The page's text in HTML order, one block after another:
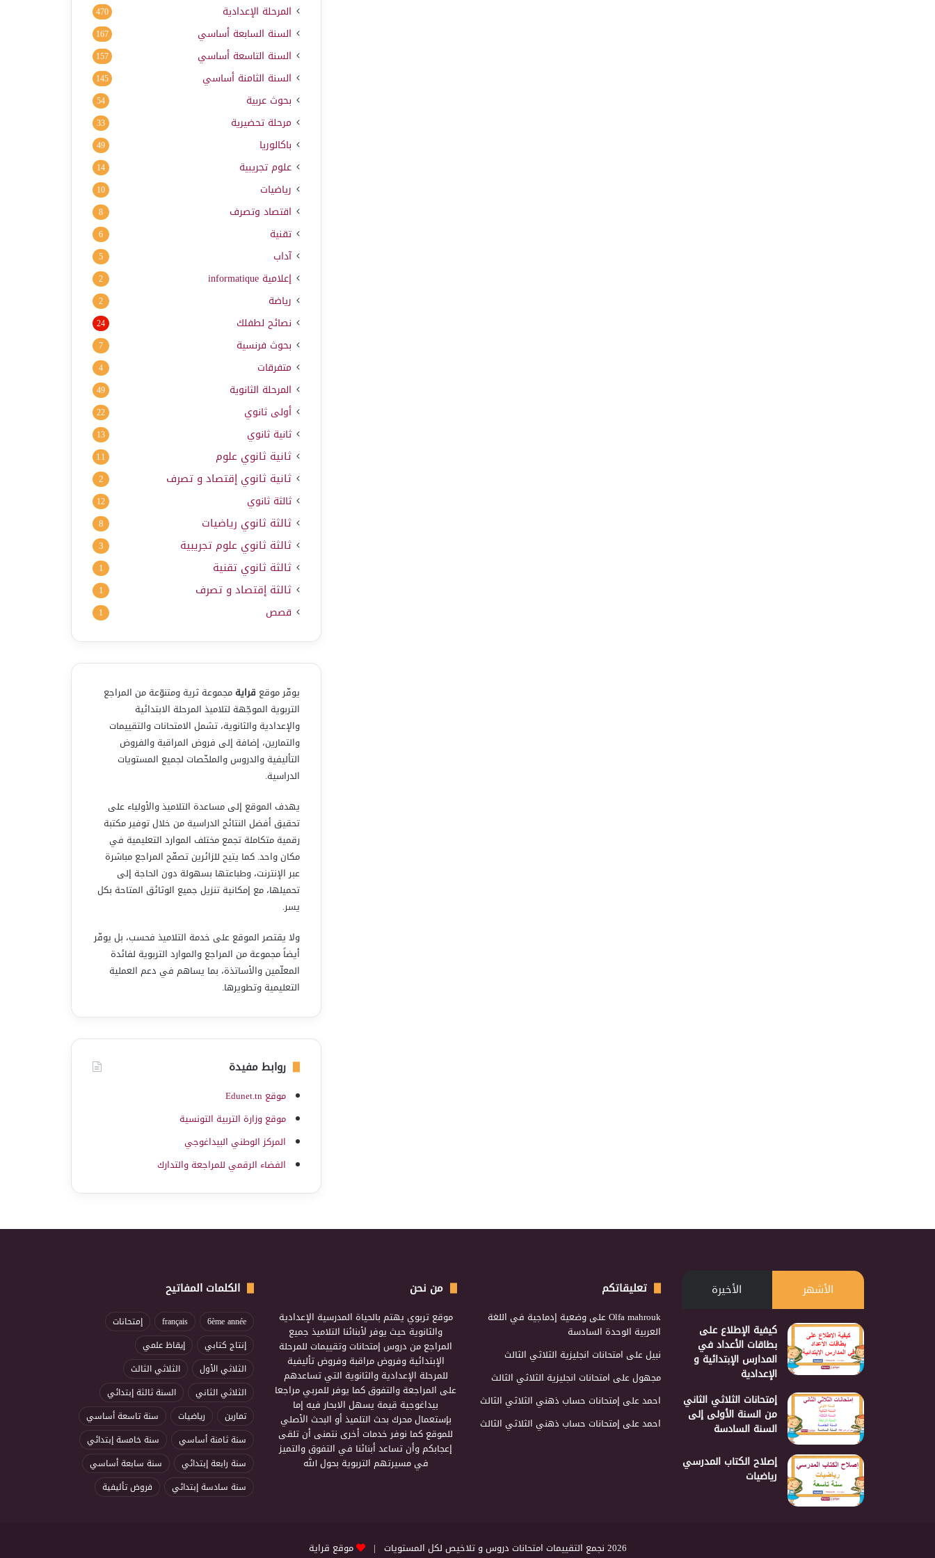
المرحلة الإعدادية 470
السنة السابعة أساسي 167
السنة التاسعة أساسي 157
السنة الثامنة أساسي 145
بحوث عربية 54
مرحلة تحضيرية 33
باكالوريا 49
علوم تجريبية 14
رياضيات 10
اقتصاد وتصرف 8
تقنية 6
آداب 5
إعلامية informatique
2
رياضة 2
نصائح لطفلك 24
بحوث فرنسية 7
متفرقات 4
المرحلة الثانوية 49
أولى ثانوي 22
ثانية ثانوي 13
ثانية ثانوي علوم 11
ثانية ثانوي إقتصاد و تصرف 2
ثالثة ثانوي 12
ثالثة ثانوي رياضيات 8
ثالثة ثانوي علوم تجريبية 3
ثالثة ثانوي تقنية 1
ثالثة إقتصاد و تصرف 1
قصص 1
يوفّر موقع قرايةمجموعة ثرية ومتنوّعة من المراجع
التربوية الموجّهة لتلاميذ المرحلة الابتدائية
والإعدادية والثانوية، تشمل الامتحانات والتقييمات
والتمارين، إضافة إلى فروض المراقبة والفروض
التأليفية والدروس والملخّصات لجميع المستويات
الدراسية.
يهدف الموقع إلى مساعدة التلاميذ والأولياء على
تحقيق أفضل النتائج الدراسية من خلال توفير مكتبة
رقمية متكاملة تجمع مختلف الموارد التعليمية في
مكان واحد. كما يتيح للزائرين تصفّح المراجع مباشرة
عبر الإنترنت، وطباعتها بسهولة دون الحاجة إلى
تحميلها، مع إمكانية تنزيل جميع الوثائق المتاحة بكل
يسر.
ولا يقتصر الموقع على خدمة التلاميذ فحسب، بل يوفّر
أيضاً مجموعة من المراجع والموارد التربوية لفائدة
المعلّمين والأساتذة، بما يساهم في دعم العملية
التعليمية وتطويرها.
روابط مفيدة
موقع Edunet.tn
موقع وزارة التربية التونسية
المركز الوطني البيداغوجي
الفضاء الرقمي للمراجعة والتدارك
الأشهر الأخيرة
كيفية الإطلاع على
بطاقات الأعداد في
المدارس الإبتدائية و
الإعدادية
إمتحانات الثلاثي الثاني
من السنة الأولى إلى
السنة السادسة
إصلاح الكتاب المدرسي
رياضيات
تعليقاتكم
Olfa mahroukعلىوضعية إدماجية في اللغة
العربية الوحدة السادسة
نبيلعلى امتحانات انجليزية الثلاثي الثالث
مجهولعلى امتحانات انجليزية الثلاثي الثالث
احمدعلى إمتحانات حساب ذهني الثلاثي الثالث
احمدعلى إمتحانات حساب ذهني الثلاثي الثالث
من نحن
موقع تربوي يهتم بالحياة المدرسية الإعدادية
والثانوية حيث يوفر لأبنائنا التلاميذ جميع
المراجع من دروس إمتحانات وتقييمات للمرحلة
الإبتدائية وفروض مراقبة وفروض تأليفية
للمرحلة الإعدادية والثانوية التي تساعدهم
على المراجعة والتفوق كما يوفر للمربي مراجعا
بيداغوجية قيمة يسهل الابحار فيه إما
بإستعمال محرك بحث التلميذ أو البحث الأصلي
للموقع كما نوفر خدمات أخرى نتمنى أن تلقى
إعجابكم وأن تساعد أبنائنا في التفوق والتميز
في مسيرتهم التربوية بحول الله
الكلمات المفاتيح
6ème année
français
إمتحانات
إنتاج كتابي
إيقاظ علمي
الثلاثي الأول
الثلاثي الثالث
الثلاثي الثاني
السنة ثالثة إبتدائي
تمارين
رياضيات
سنة تاسعة أساسي
سنة ثامنة أساسي
سنة خامسة إبتدائي
سنة رابعة إبتدائي
سنة سابعة أساسي
سنة سادسة إبتدائي
فروض تأليفية
2026 نجمع التقييمات امتحانات دروس و تلاخيص لكل المستويات | موقع قراية